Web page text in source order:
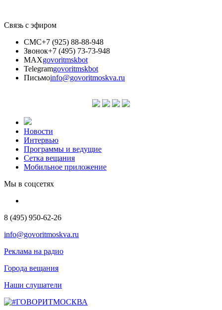
Связь с эфиром
СМС+7 (925) 88-88-948
Звонок+7 (495) 73-73-948
MAXgovoritmskbot
Telegramgovoritmskbot
Письмоinfo@govoritmoskva.ru
Новости
Интервью
Программы и ведущие
Сетка вещания
Мобильное приложение
Мы в соцсетях
8 (495) 950-62-26
info@govoritmoskva.ru
Реклама на радио
Города вещания
Наши слушатели